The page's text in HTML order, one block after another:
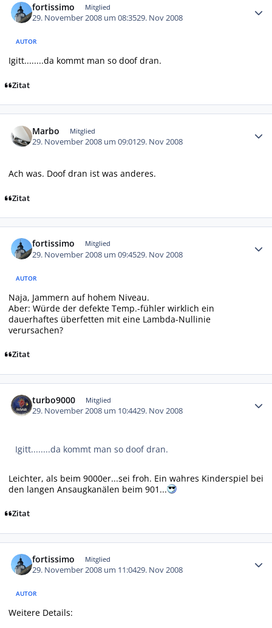
fortissimo Mitglied
29. November 2008 um 08:3529. Nov 2008
AUTOR
Igitt........da kommt man so doof dran.
Zitat
Marbo Mitglied
29. November 2008 um 09:0129. Nov 2008
Ach was. Doof dran ist was anderes.
Zitat
fortissimo Mitglied
29. November 2008 um 09:4529. Nov 2008
AUTOR
Naja, Jammern auf hohem Niveau.
Aber: Würde der defekte Temp.-fühler wirklich ein
dauerhaftes überfetten mit eine Lambda-Nullinie
verursachen?
Zitat
turbo9000 Mitglied
29. November 2008 um 10:4429. Nov 2008
Igitt........da kommt man so doof dran.
Leichter, als beim 9000er...sei froh. Ein wahres Kinderspiel bei
den langen Ansaugkanälen beim 901...
Zitat
fortissimo Mitglied
29. November 2008 um 11:0429. Nov 2008
AUTOR
Weitere Details: